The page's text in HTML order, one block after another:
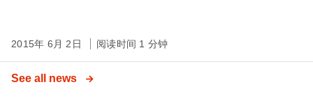
2015年 6月 2日 阅读时间 1 分钟
See all news